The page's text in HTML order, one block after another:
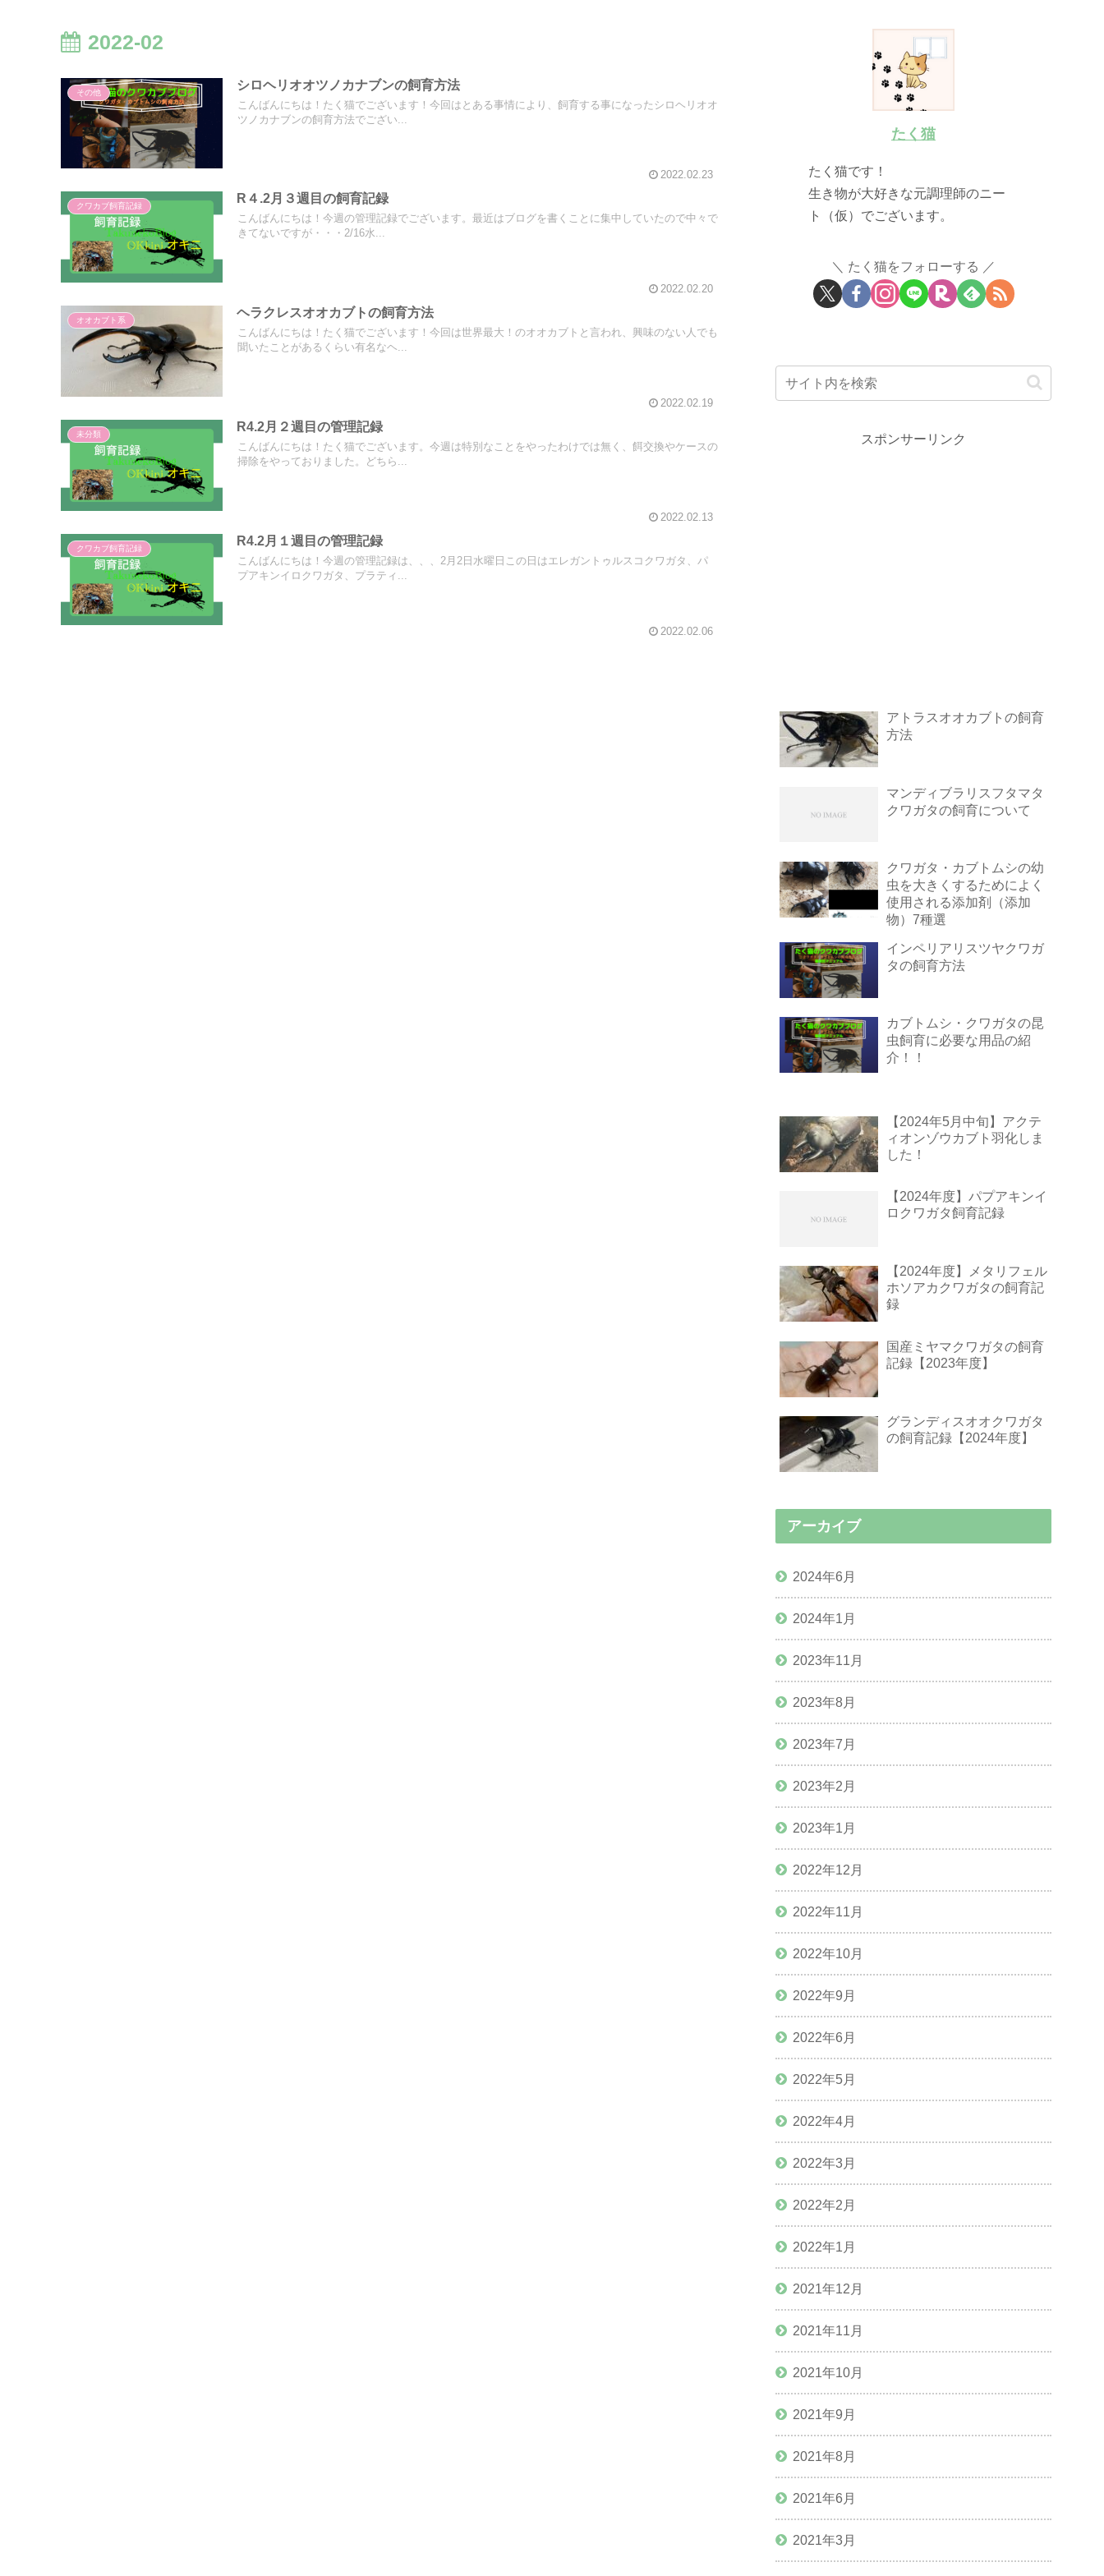
2022-02
その他
シロヘリオオツノカナブンの飼育方法
こんばんにちは！たく猫でございます！今回はとある事情により、飼育する事になったシロヘリオオ
ツノカナブンの飼育方法でござい...
2022.02.23
クワカブ飼育記録
R４.2月３週目の飼育記録
こんばんにちは！今週の管理記録でございます。最近はブログを書くことに集中していたので中々で
きてないですが・・・2/16水...
2022.02.20
オオカブト系
ヘラクレスオオカブトの飼育方法
こんばんにちは！たく猫でございます！今回は世界最大！のオオカブトと言われ、興味のない人でも
聞いたことがあるくらい有名なヘ...
2022.02.19
未分類
R4.2月２週目の管理記録
こんばんにちは！たく猫でございます。今週は特別なことをやったわけでは無く、餌交換やケースの
掃除をやっておりました。どちら...
2022.02.13
クワカブ飼育記録
R4.2月１週目の管理記録
こんばんにちは！今週の管理記録は、、、2月2日水曜日この日はエレガントゥルスコクワガタ、パ
プアキンイロクワガタ、プラティ...
2022.02.06
たく猫
たく猫です！
生き物が大好きな元調理師のニー
ト（仮）でございます。
たく猫をフォローする
スポンサーリンク
アトラスオオカブトの飼育
方法
マンディブラリスフタマタ
クワガタの飼育について
クワガタ・カブトムシの幼
虫を大きくするためによく
使用される添加剤（添加
物）7種選
インペリアリスツヤクワガ
タの飼育方法
カブトムシ・クワガタの昆
虫飼育に必要な用品の紹
介！！
【2024年5月中旬】アクテ
ィオンゾウカブト羽化しま
した！
【2024年度】パプアキンイ
ロクワガタ飼育記録
【2024年度】メタリフェル
ホソアカクワガタの飼育記
録
国産ミヤマクワガタの飼育
記録【2023年度】
グランディスオオクワガタ
の飼育記録【2024年度】
アーカイブ
2024年6月
2024年1月
2023年11月
2023年8月
2023年7月
2023年2月
2023年1月
2022年12月
2022年11月
2022年10月
2022年9月
2022年6月
2022年5月
2022年4月
2022年3月
2022年2月
2022年1月
2021年12月
2021年11月
2021年10月
2021年9月
2021年8月
2021年6月
2021年3月